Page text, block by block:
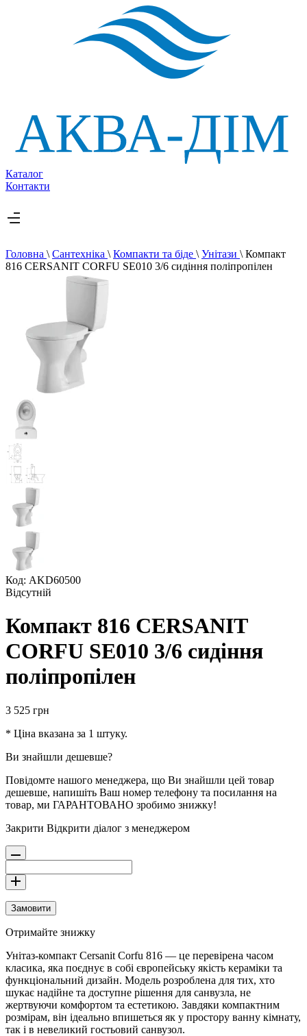
Каталог
Контакти
Головна \ Сантехніка \ Компакти та біде \ Унітази \ Компакт
816 CERSANIT CORFU SE010 3/6 сидіння поліпропілен
Код: AKD60500
Відсутній
Компакт 816 CERSANIT
CORFU SE010 3/6 сидіння
поліпропілен
3 525 грн
* Ціна вказана за 1 штуку.
Ви знайшли дешевше?
Повідомте нашого менеджера, що Ви знайшли цей товар
дешевше, напишіть Ваш номер телефону та посилання на
товар, ми ГАРАНТОВАНО зробимо знижку!
Закрити Відкрити діалог з менеджером
Замовити
Отримайте знижку
Унітаз-компакт Cersanit Corfu 816 — це перевірена часом
класика, яка поєднує в собі європейську якість кераміки та
функціональний дизайн. Модель розроблена для тих, хто
шукає надійне та доступне рішення для санвузла, не
жертвуючи комфортом та естетикою. Завдяки компактним
розмірам, він ідеально впишеться як у простору ванну кімнату,
так і в невеликий гостьовий санвузол.